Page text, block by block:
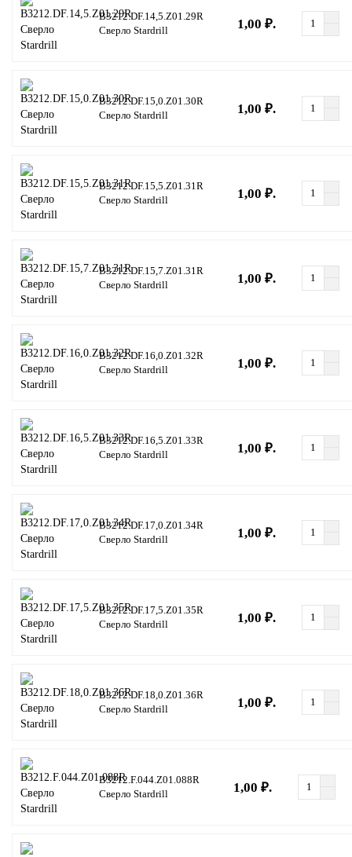
B3212.DF.14,5.Z01.29R
Сверло Stardrill
1,00 ₽.
B3212.DF.15,0.Z01.30R
Сверло Stardrill
1,00 ₽.
B3212.DF.15,5.Z01.31R
Сверло Stardrill
1,00 ₽.
B3212.DF.15,7.Z01.31R
Сверло Stardrill
1,00 ₽.
B3212.DF.16,0.Z01.32R
Сверло Stardrill
1,00 ₽.
B3212.DF.16,5.Z01.33R
Сверло Stardrill
1,00 ₽.
B3212.DF.17,0.Z01.34R
Сверло Stardrill
1,00 ₽.
B3212.DF.17,5.Z01.35R
Сверло Stardrill
1,00 ₽.
B3212.DF.18,0.Z01.36R
Сверло Stardrill
1,00 ₽.
B3212.F.044.Z01.088R
Сверло Stardrill
1,00 ₽.